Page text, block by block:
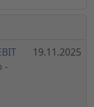
-
19.11.2025